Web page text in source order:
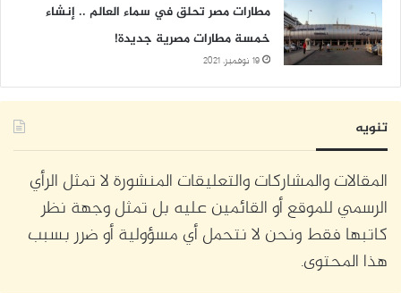
مطارات مصر تحلق في سماء العالم .. إنشاء
خمسة مطارات مصرية جديدة!
19 نوفمبر، 2021
تنويه
المقالات والمشاركات والتعليقات المنشورة لا تمثل الرأي
الرسمي للموقع أو القائمين عليه بل تمثل وجهة نظر
كاتبها فقط ونحن لا نتحمل أي مسؤولية أو ضرر بسبب
هذا المحتوى.